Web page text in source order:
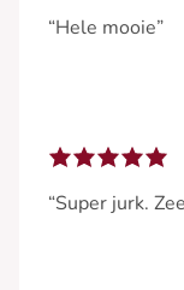
“Hele mooie”
“Super jurk.